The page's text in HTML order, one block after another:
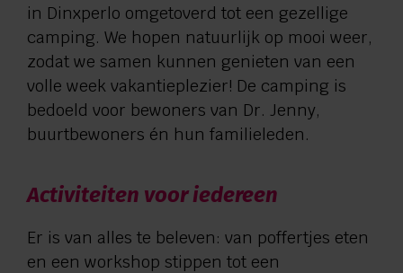
in Dinxperlo omgetoverd tot een gezellige
camping. We hopen natuurlijk op mooi weer,
zodat we samen kunnen genieten van een
volle week vakantieplezier! De camping is
bedoeld voor bewoners van Dr. Jenny,
buurtbewoners én hun familieleden.
Activiteiten voor iedereen
Er is van alles te beleven: van poffertjes eten
en een workshop stippen tot een
088 110 6000
Zorg aan huis:
0544 745 555